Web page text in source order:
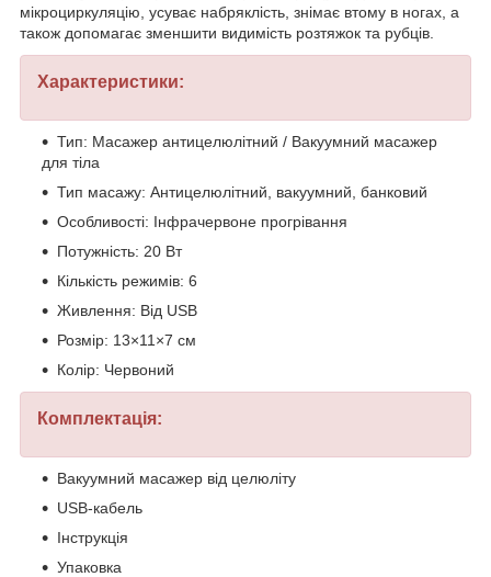
мікроциркуляцію, усуває набряклість, знімає втому в ногах, а
також допомагає зменшити видимість розтяжок та рубців.
Характеристики:
Тип: Масажер антицелюлітний / Вакуумний масажер
для тіла
Тип масажу: Антицелюлітний, вакуумний, банковий
Особливості: Інфрачервоне прогрівання
Потужність: 20 Вт
Кількість режимів: 6
Живлення: Від USB
Розмір: 13×11×7 см
Колір: Червоний
Комплектація:
Вакуумний масажер від целюліту
USB-кабель
Інструкція
Упаковка